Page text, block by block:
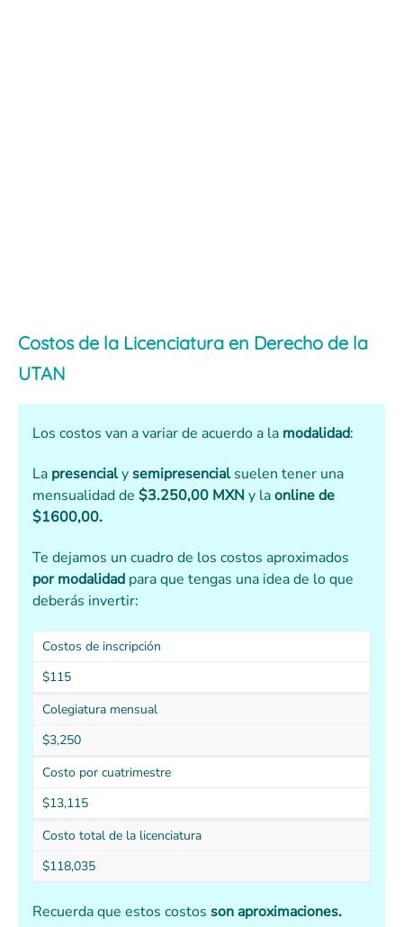
Costos de la Licenciatura en Derecho de la
UTAN
Los costos van a variar de acuerdo a la modalidad:
La presencialysemipresencialsuelen tener una
mensualidad de $3.250,00 MXN y laonline de
$1600,00.
Te dejamos un cuadro de los costos aproximados
por modalidad para que tengas una idea de lo que
deberás invertir:
Costos de inscripción
$115
Colegiatura mensual
$3,250
Costo por cuatrimestre
$13,115
Costo total de la licenciatura
$118,035
Recuerda que estos costos son aproximaciones.